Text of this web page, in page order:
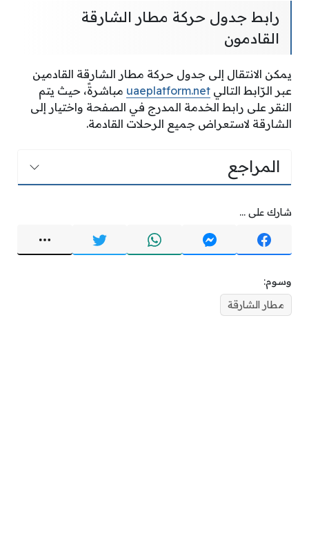
رابط جدول حركة مطار الشارقة
القادمون
يمكن الانتقال إلى جدول حركة مطار الشارقة القادمين
عبر الرّابط التالي uaeplatform.net مباشرةً، حيث يتم
النقر على رابط الخدمة المدرج في الصفحة واختيار إلى
الشارقة لاستعراض جميع الرحلات القادمة.
المراجع
شارك على ...
وسوم:
مطار الشارقة